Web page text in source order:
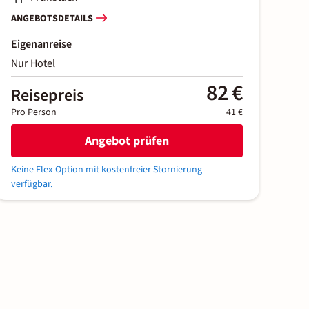
ANGEBOTSDETAILS
Eigenanreise
Nur Hotel
Reisepreis 82 €
Pro Person 41 €
Angebot prüfen
Keine Flex-Option mit kostenfreier Stornierung
verfügbar.